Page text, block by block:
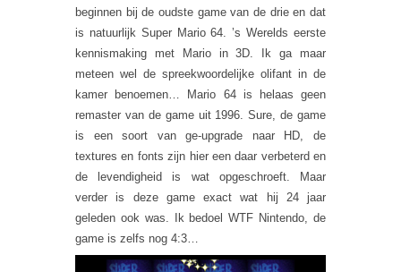
beginnen bij de oudste game van de drie en dat
is natuurlijk Super Mario 64. ’s Werelds eerste
kennismaking met Mario in 3D. Ik ga maar
meteen wel de spreekwoordelijke olifant in de
kamer benoemen… Mario 64 is helaas geen
remaster van de game uit 1996. Sure, de game
is een soort van ge-upgrade naar HD, de
textures en fonts zijn hier een daar verbeterd en
de levendigheid is wat opgeschroeft. Maar
verder is deze game exact wat hij 24 jaar
geleden ook was. Ik bedoel WTF Nintendo, de
game is zelfs nog 4:3…